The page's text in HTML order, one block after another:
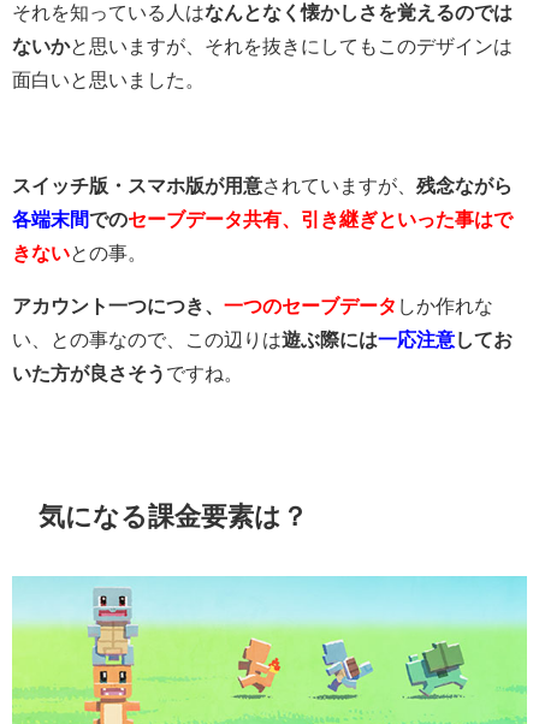
それを知っている人はなんとなく懐かしさを覚えるのでは
ないかと思いますが、それを抜きにしてもこのデザインは
面白いと思いました。
スイッチ版・スマホ版が用意されていますが、 残念ながら
各端末間でのセーブデータ共有、引き継ぎといった事はで
きないとの事。
アカウント一つにつき、 一つのセーブデータ しか作れな
い、との事なので、この辺りは遊ぶ際には一応注意してお
いた方が良さそう ですね。
気になる課金要素は？